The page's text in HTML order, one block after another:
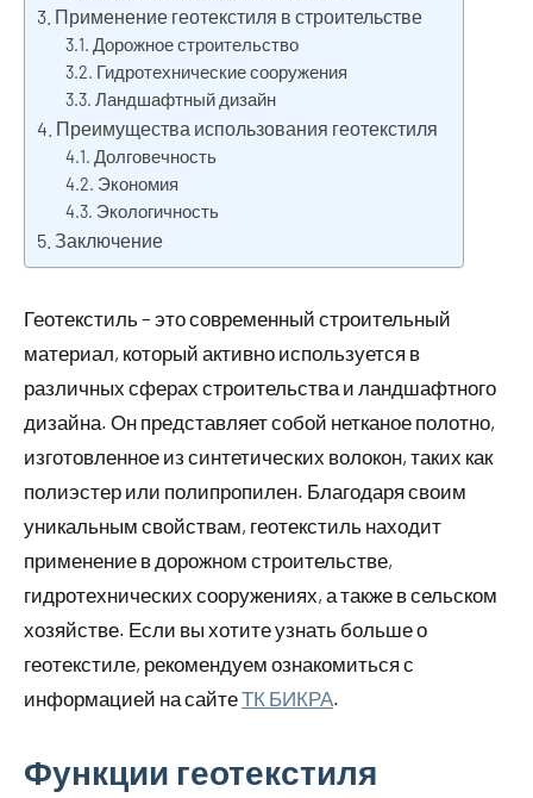
Применение геотекстиля в строительстве
Дорожное строительство
Гидротехнические сооружения
Ландшафтный дизайн
Преимущества использования геотекстиля
Долговечность
Экономия
Экологичность
Заключение
Геотекстиль – это современный строительный
материал, который активно используется в
различных сферах строительства и ландшафтного
дизайна. Он представляет собой нетканое полотно,
изготовленное из синтетических волокон, таких как
полиэстер или полипропилен. Благодаря своим
уникальным свойствам, геотекстиль находит
применение в дорожном строительстве,
гидротехнических сооружениях, а также в сельском
хозяйстве. Если вы хотите узнать больше о
геотекстиле, рекомендуем ознакомиться с
информацией на сайтеТК БИКРА.
Функции геотекстиля